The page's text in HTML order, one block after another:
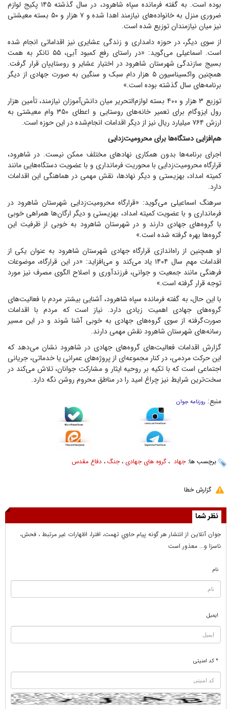
بوده است. به گفته فرمانده سپاه شاهرود، در سال گذشته ۱۴۵ پکیج لوازم
ضروری منزل به خانواده‌های نیازمند اهدا شده و ۷ هزار و ۵۰ بسته معیشتی
نیز میان نیازمندان توزیع شده است.
از سوی دیگر، در حوزه دامداری و زندگی عشایری نیز اقداماتی انجام شده
است. اسماعیلی می‌گوید: «در راستای رفع کمبود آبی، ۵۵ تانکر به همت
بسیج سازندگی شهرستان شاهرود در اختیار عشایر و روستاییان قرار گرفت.
همچنین واکسیناسیون ۵ هزار دام سبک و سنگین به صورت جهادی از دیگر
برنامه‌های سال گذشته بوده است.»
توزیع ۳ هزار و ۴۰۰ بسته لوازم‌التحریر میان دانش‌آموزان نیازمند، تأمین هزار
رول ایزوگام برای تعمیر خانه‌های روستایی و اعطای ۳۵۰ وام معیشتی به
ارزش ۷۶۴ میلیارد ریال نیز از دیگر اقدامات انجام‌شده در این حوزه است.
هم‌افزایی دستگاه‌ها برای محرومیت‌زدایی
اجرای برنامه‌ها بدون همکاری نهاد‌های مختلف ممکن نیست. در شاهرود،
قرارگاه محرومیت‌زدایی با محوریت فرمانداری و با عضویت دستگاه‌هایی مانند
کمیته امداد، بهزیستی و دیگر نهادها، نقش مهمی در هماهنگی این اقدامات
دارد.
سرهنگ اسماعیلی می‌گوید: «قرارگاه محرومیت‌زدایی شهرستان شاهرود در
فرمانداری و با عضویت کمیته امداد، بهزیستی و دیگر ارگان‌ها همراهی خوبی
با گروه‌های جهادی دارند و در شهرستان شاهرود به خوبی از ظرفیت این
گروه‌ها بهره گرفته شده است.»
او همچنین از راه‌اندازی قرارگاه جهادی شهرستان شاهرود به عنوان یکی از
اقدامات مهم سال ۱۴۰۴ یاد می‌کند و می‌افزاید: «در این قرارگاه، موضوعات
فرهنگی مانند جمعیت و جوانی، فرزندآوری و اصلاح الگوی مصرف نیز مورد
توجه قرار گرفته است.»
با این حال، به گفته فرمانده سپاه شاهرود، آشنایی بیشتر مردم با فعالیت‌های
گروه‌های جهادی اهمیت زیادی دارد. نیاز است که مردم با اقدامات
صورت‌گرفته از سوی گروه‌های جهادی به خوبی آشنا شوند و در این مسیر
رسانه‌های شهرستان شاهرود نقش مهمی دارند.
گزارش اقدامات فعالیت‌های گروه‌های جهادی در شاهرود نشان می‌دهد که
این حرکت مردمی، در کنار مجموعه‌ای از پروژه‌های عمرانی یا خدماتی، جریانی
اجتماعی است که با تکیه بر روحیه ایثار و مشارکت جوانان، تلاش می‌کند در
سخت‌ترین شرایط نیز چراغ امید را در مناطق محروم روشن نگه دارد.
منبع: روزنامه جوان
برچسب ها:جهاد ، گروه های جهادی ،جنگ ، دفاع مقدس
گزارش خطا
نظر شما
جوان آنلاين از انتشار هر گونه پيام حاوي تهمت، افترا، اظهارات غير مرتبط ، فحش،
ناسزا و... معذور است
نام
ایمیل
* کد امنیتی